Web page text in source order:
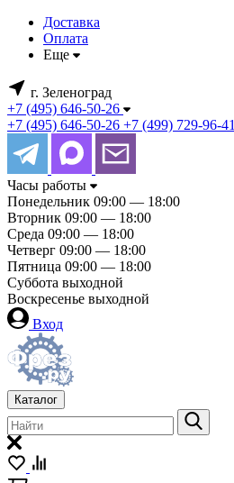
Доставка
Оплата
Еще
г. Зеленоград
+7 (495) 646-50-26
+7 (495) 646-50-26 +7 (499) 729-96-41
Часы работы
Понедельник 09:00 — 18:00
Вторник 09:00 — 18:00
Среда 09:00 — 18:00
Четверг 09:00 — 18:00
Пятница 09:00 — 18:00
Суббота выходной
Воскресенье выходной
Вход
Каталог